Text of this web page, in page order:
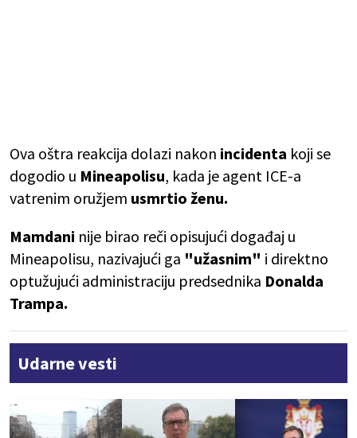
Ova oštra reakcija dolazi nakon incidenta koji se
dogodio u Mineapolisu, kada je agent ICE-a
vatrenim oružjem usmrtio ženu.
Mamdani nije birao reči opisujući događaj u
Mineapolisu, nazivajući ga "užasnim" i direktno
optužujući administraciju predsednika Donalda
Trampa.
Udarne vesti